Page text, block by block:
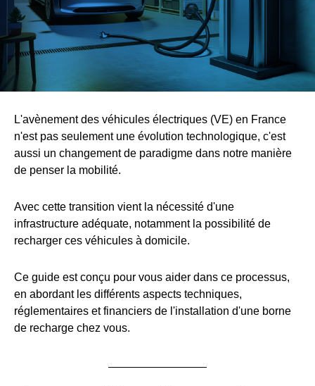
L'avènement des véhicules électriques (VE) en France
n'est pas seulement une évolution technologique, c'est
aussi un changement de paradigme dans notre manière
de penser la mobilité.
Avec cette transition vient la nécessité d'une
infrastructure adéquate, notamment la possibilité de
recharger ces véhicules à domicile.
Ce guide est conçu pour vous aider dans ce processus,
en abordant les différents aspects techniques,
réglementaires et financiers de l'installation d'une borne
de recharge chez vous.